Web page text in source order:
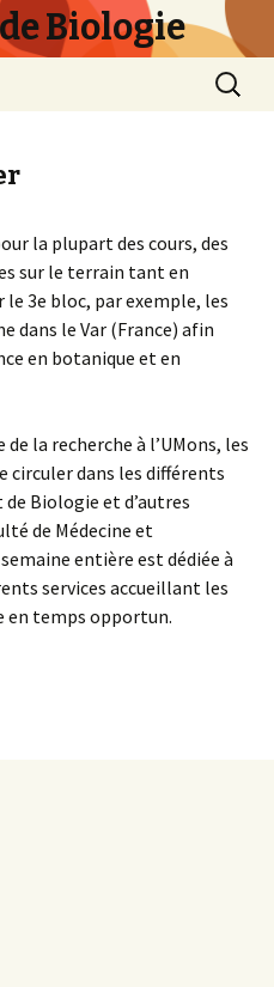
Biologie
la plupart des cours, des
sur le terrain tant en
le 3e bloc, par exemple, les
dans le Var (France) afin
en botanique et en
la recherche à l’UMons, les
circuler dans les différents
Biologie et d’autres
de Médecine et
entière est dédiée à
services accueillant les
en temps opportun.